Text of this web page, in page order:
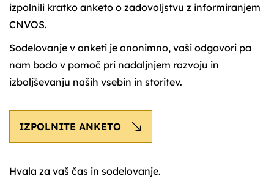
izpolnili kratko anketo o zadovoljstvu z informiranjem
CNVOS.
Sodelovanje v anketi je anonimno, vaši odgovori pa
nam bodo v pomoč pri nadaljnjem razvoju in
izboljševanju naših vsebin in storitev.
IZPOLNITE ANKETO
Hvala za vaš čas in sodelovanje.